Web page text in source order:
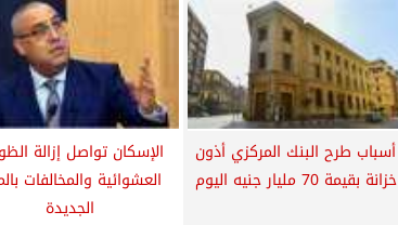
أسباب طرح البنك المركزي أذون
خزانة بقيمة 70 مليار جنيه اليوم
الإسكان تواصل إزالة
العشوائية والمخالفات
الجديدة